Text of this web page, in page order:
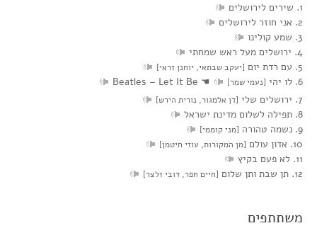
1. שירים לירושלים
2. אני חוזר לירושלים
3. שמע קולינו
4. ירושלים מעל ראש שמחתי
5. עם רדת יום
[יעקב שבתאי, יוחנן זראי]
6. לו יהי [נעמי שמר] ☚
7. ירושלים שלי
[דן אלמגור, נורית הירש]
8. תפילה לשלום מדינת ישראל
9. נשמה טהורה
[מני קוממי]
10. אדון עולם [מן המקורות, עוזי חיטמן]
11. לא פעם בקיץ
12. תן שבת ותן שלום
[חיים חפר, דובי זלצר]
משתתפים